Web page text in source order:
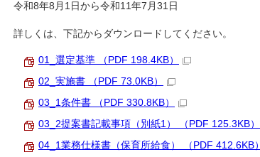
令和8年8月1日から令和11年7月31日
詳しくは、下記からダウンロードしてください。
01_選定基準 （PDF 198.4KB）
02_実施書 （PDF 73.0KB）
03_1条件書 （PDF 330.8KB）
03_2提案書記載事項（別紙1） （PDF 125.3KB）
04_1業務仕様書（保育所給食） （PDF 412.6KB）